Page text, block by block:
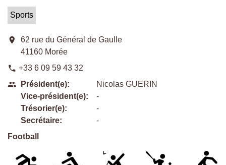
Sports
location_on
62 rue du Général de Gaulle
41160 Morée
phone +33 6 09 59 43 32
people
Président(e):
Vice-président(e):
Trésorier(e):
Secrétaire:
Nicolas GUERIN
-
-
-
Football